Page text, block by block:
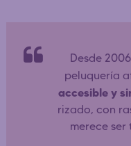
Desde
peluquería
accesible y
rizado, con
merece